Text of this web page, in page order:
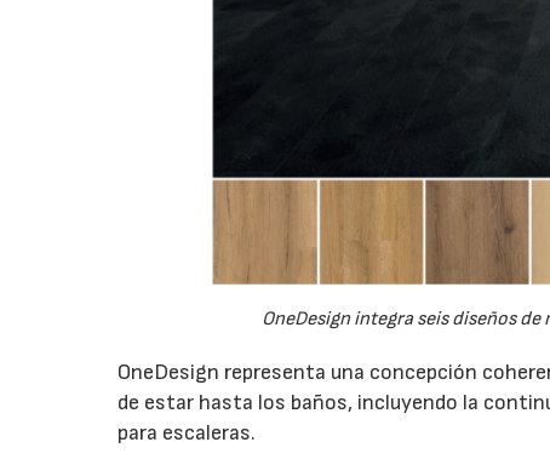
OneDesign integra seis diseños
OneDesign representa una concepción
de estar hasta los baños, incluyendo la
para escaleras.